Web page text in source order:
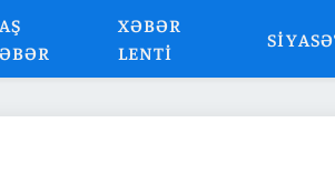
XƏBƏR
LENTI